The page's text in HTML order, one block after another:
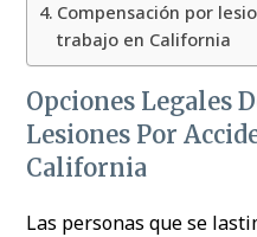
Compensación por
trabajo en California
Opciones Legales
Lesiones Por
California
Las personas que se